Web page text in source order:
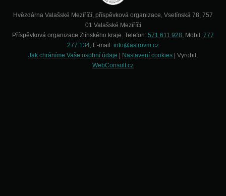
Hvězdárna Valašské Meziříčí, příspěvková organizace, Vsetínská 78, 757
01 Valašské Meziříčí
Příspěvková organizace Zlínského kraje. Telefon: 571 611 928, Mobil: 777
277 134, E-mail: info@astrovm.cz
Jak chráníme Vaše osobní údaje
Nastavení cookies | Vyrobil:
WebConsult.cz